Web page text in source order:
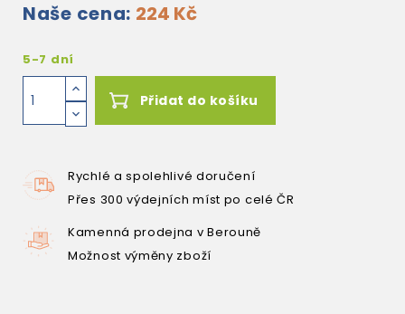
Naše cena: 224 Kč
5-7 dní
Přidat do košíku
Rychlé a spolehlivé doručení
Přes 300 výdejních míst po celé ČR
Kamenná prodejna v Berouně
Možnost výměny zboží